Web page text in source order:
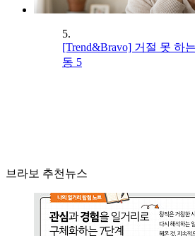
5.
[Trend&Bravo] 거절 못 하
동 5
브라보 추천뉴스